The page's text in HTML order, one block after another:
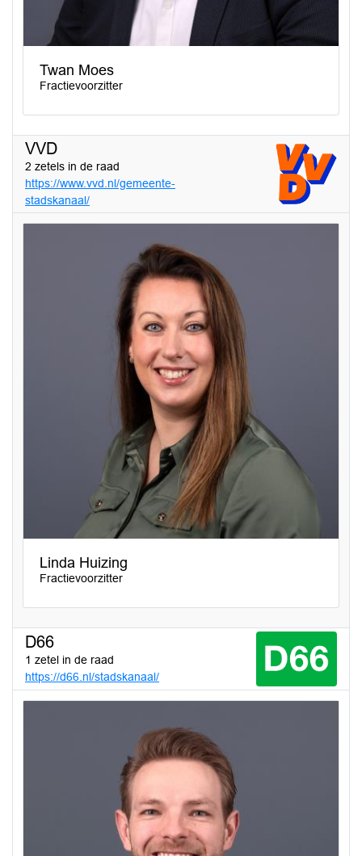
Twan Moes
Fractievoorzitter
VVD
2 zetels in de raad
https://www.vvd.nl/gemeente-
stadskanaal/
Linda Huizing
Fractievoorzitter
D66
1 zetel in de raad
https://d66.nl/stadskanaal/